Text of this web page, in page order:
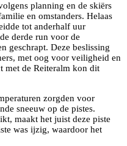
planning en de skiërs
en omstanders. Helaas
tot anderhalf uur
derde run voor de
geschrapt. Deze beslissing
met oog voor veiligheid en
met de Reiteralm kon dit
zorgden voor
sneeuw op de pistes.
maakt het juist deze piste
was ijzig, waardoor het